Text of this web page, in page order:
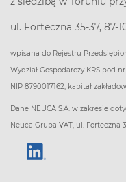
ul. Forteczna 35-37, 87-
wpisana do Rejestru
Wydział Gospodarczy KRS pod
NIP 8790017162, kapitał
Dane NEUCA S.A. w zakresie
Neuca Grupa VAT, ul. Forteczna